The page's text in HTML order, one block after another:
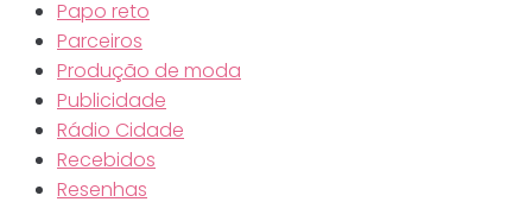
Papo reto
Parceiros
Produção de moda
Publicidade
Rádio Cidade
Recebidos
Resenhas